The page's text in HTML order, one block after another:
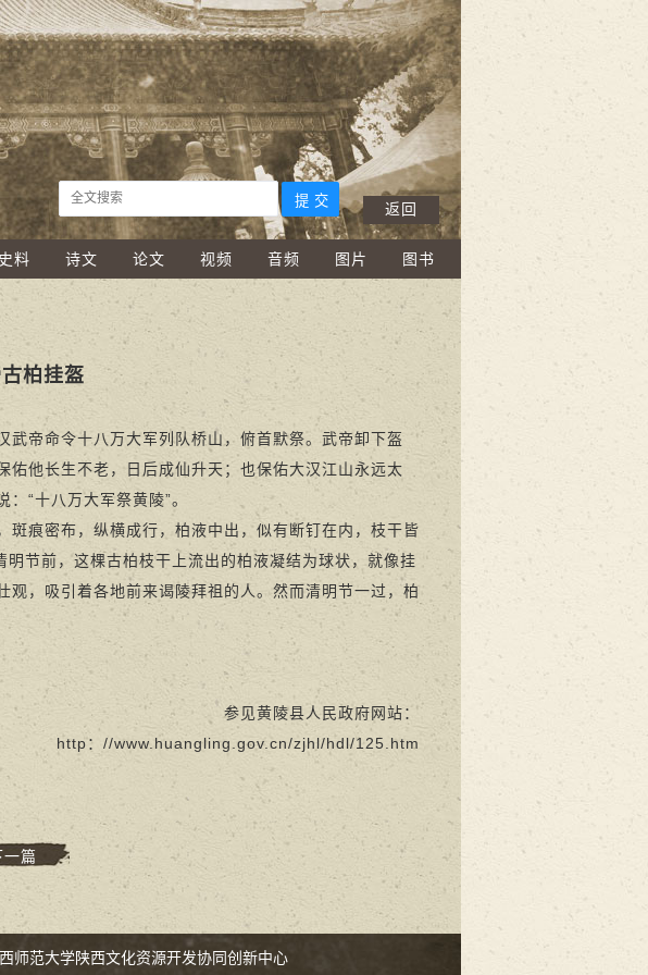
史料 诗文 论文 视频 音频 图片 图书
返回
柏挂盔
帝命令十八万大军列队桥山，俯首默祭。武帝卸下盔
他长生不老，日后成仙升天；也保佑大汉江山永远太
“十八万大军祭黄陵”。
痕密布，纵横成行，柏液中出，似有断钉在内，枝干皆
节前，这棵古柏枝干上流出的柏液凝结为球状，就像挂
，吸引着各地前来谒陵拜祖的人。然而清明节一过，柏
参见黄陵县人民政府网站：
http：//www.huangling.gov.cn/zjhl/hdl/125.htm
一篇
师范大学陕西文化资源开发协同创新中心